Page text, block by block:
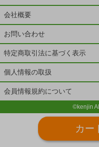
会社概要
お問い合わせ
特定商取引法に基づく表示
個人情報の取扱
会員情報規約について
©kenjin
カー